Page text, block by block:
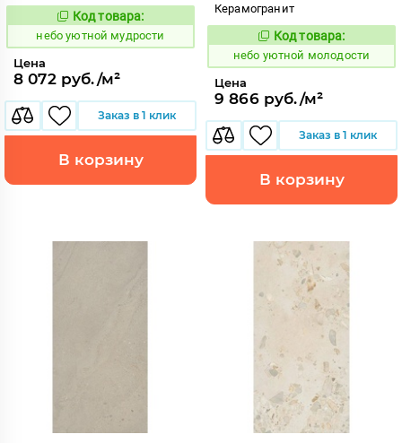
1123180
Код товара:
небо уютной мудрости
Цена
8 072 руб./м²
Заказ в 1 клик
В корзину
Керамогранит
1123179
Код товара:
небо уютной молодости
Цена
9 866 руб./м²
Заказ в 1 клик
В корзину